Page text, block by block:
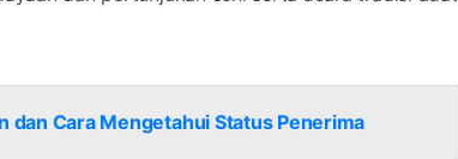
dan Cara Mengetahui Status Penerima